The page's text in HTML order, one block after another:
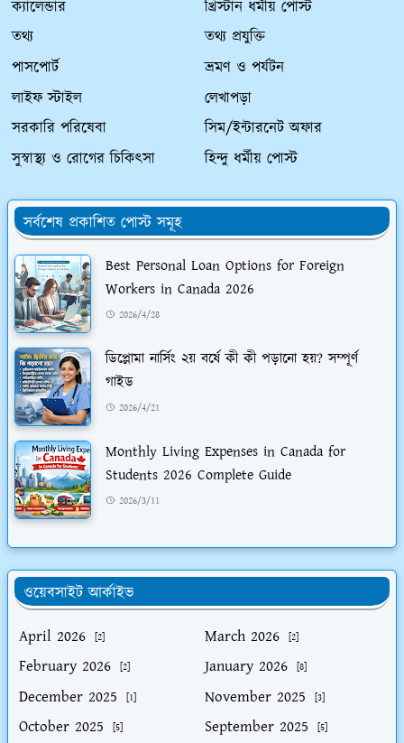
ক্যালেন্ডার
খ্রিস্টান ধর্মীয় পোস্ট
তথ্য
তথ্য প্রযুক্তি
পাসপোর্ট
ভ্রমণ ও পর্যটন
লাইফ স্টাইল
লেখাপড়া
সরকারি পরিষেবা
সিম/ইন্টারনেট অফার
সুস্বাস্থ্য ও রোগের চিকিৎসা
হিন্দু ধর্মীয় পোস্ট
সর্বশেষ প্রকাশিত পোস্ট সমূহ
Best Personal Loan Options for Foreign
Workers in Canada 2026
2026/4/28
ডিপ্লোমা নার্সিং ২য় বর্ষে কী কী পড়ানো হয়? সম্পূর্ণ
গাইড
2026/4/21
Monthly Living Expenses in Canada for
Students 2026 Complete Guide
2026/3/11
ওয়েবসাইট আর্কাইভ
April 2026
[2] March 2026 [2]
February 2026 [2] January 2026 [8]
December 2025 [1] November 2025 [3]
October 2025 [5] September 2025 [5]